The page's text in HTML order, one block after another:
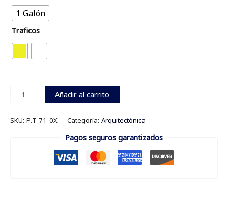
1 Galón
Traficos
Añadir al carrito
SKU: P.T 71-0X Categoría: Arquitectónica
Pagos seguros garantizados